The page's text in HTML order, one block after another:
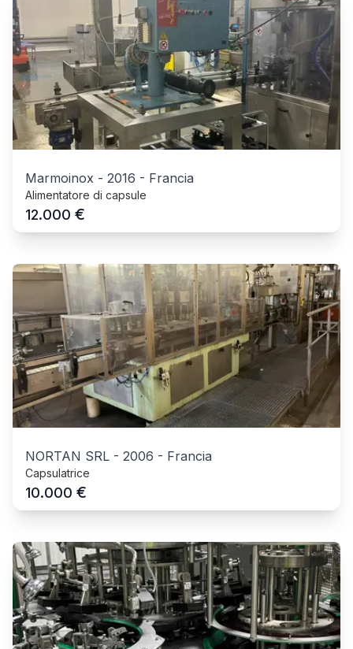
Marmoinox - 2016 - Francia
Alimentatore di capsule
12.000 €
NORTAN SRL - 2006 - Francia
Capsulatrice
10.000 €